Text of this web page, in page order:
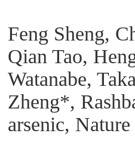
Feng Sheng,
Qian Tao,
Watanabe,
Zheng*,
arsenic,